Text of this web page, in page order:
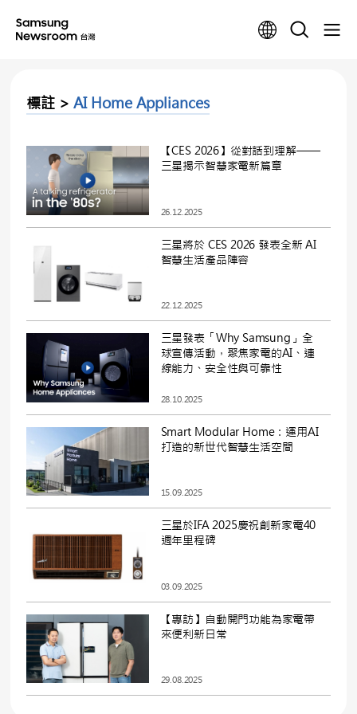
標註 > AI Home Appliances
【CES 2026】從對話到理解——
三星揭示智慧家電新篇章
26.12.2025
三星將於 CES 2026 發表全新 AI
智慧生活產品陣容
22.12.2025
三星發表「Why Samsung」全
球宣傳活動，聚焦家電的AI、連
線能力、安全性與可靠性
28.10.2025
Smart Modular Home：運用AI
打造的新世代智慧生活空間
15.09.2025
三星於IFA 2025慶祝創新家電40
週年里程碑
03.09.2025
【專訪】自動開門功能為家電帶
來便利新日常
29.08.2025